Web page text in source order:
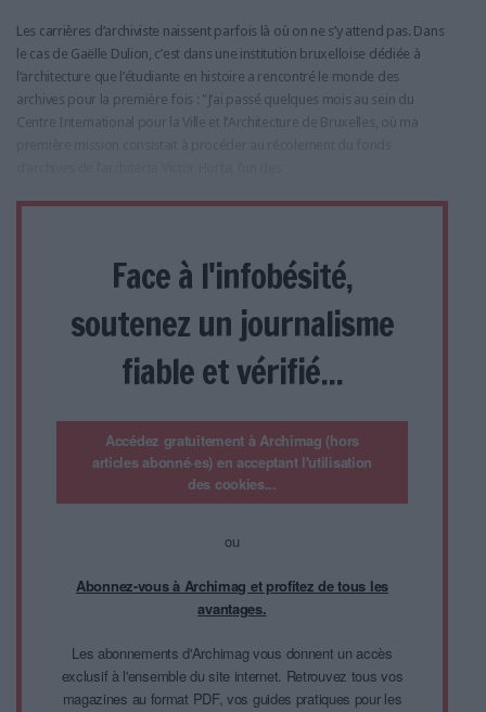
Les carrières d’archiviste naissent parfois là où on ne s’y attend pas. Dans
le cas de Gaëlle Dulion, c’est dans une institution bruxelloise dédiée à
l’architecture que l’étudiante en histoire a rencontré le monde des
archives pour la première fois : "J’ai passé quelques mois au sein du
Centre International pour la Ville et l’Architecture de Bruxelles, où ma
Face à l'infobésité,
soutenez un journalisme
fiable et vérifié...
Accédez gratuitement à Archimag (hors
articles abonné·es) en acceptant l'utilisation
des cookies...
ou
Abonnez-vous à Archimag et profitez de tous les
avantages.
Les abonnements d'Archimag vous donnent un accès
exclusif à l'ensemble du site internet. Retrouvez tous vos
magazines au format PDF, vos guides pratiques pour les